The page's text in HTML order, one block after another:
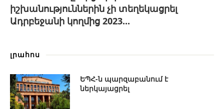
իշխանություններին չի տեղեկացրել
Ադրբեջանի կողմից 2023...
լրահոս
ԵՊՀ-ն պարզաբանում է
ներկայացրել